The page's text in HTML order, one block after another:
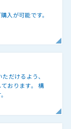
入が可能です。
だけるよう、
おります。 構